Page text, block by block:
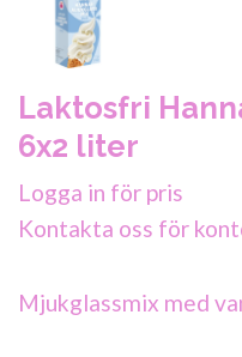
Laktosfri
6x2 liter
Logga in för pris
Kontakta oss för
Mjukglassmix med